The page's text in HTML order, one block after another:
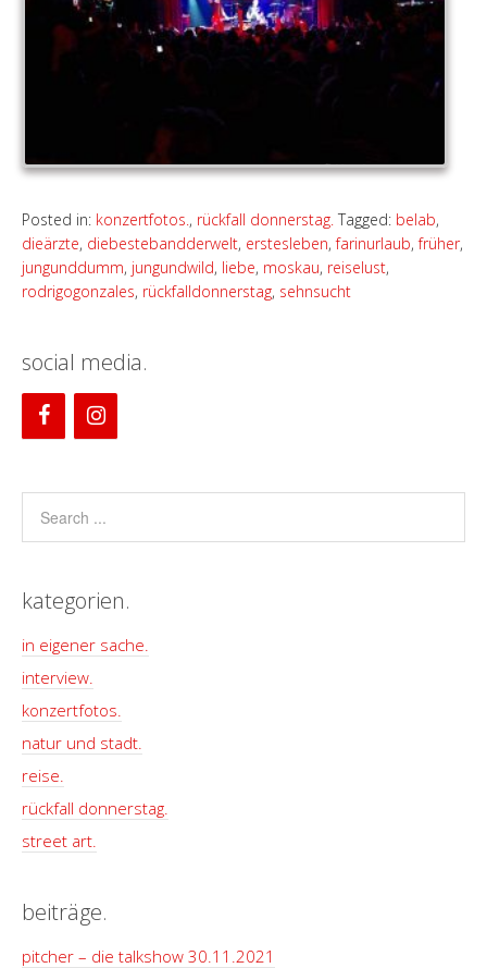
Posted in: konzertfotos., rückfall donnerstag. Tagged: belab,
dieärzte, diebestebandderwelt, erstesleben,farinurlaub,früher,
jungunddumm, jungundwild, liebe, moskau, reiselust,
rodrigogonzales, rückfalldonnerstag, sehnsucht
social media.
kategorien.
in eigener sache.
interview.
konzertfotos.
natur und stadt.
reise.
rückfall donnerstag.
street art.
beiträge.
pitcher – die talkshow 30.11.2021